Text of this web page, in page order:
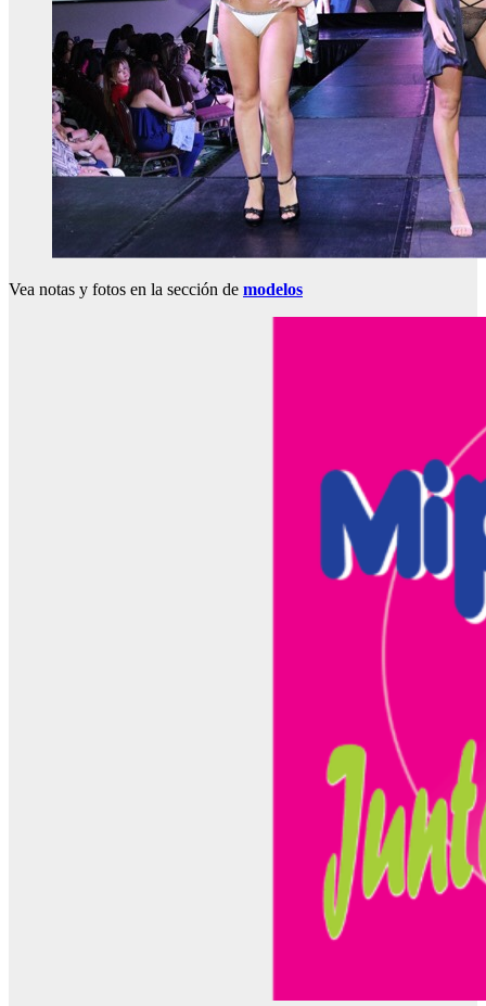
Vea notas y fotos en la sección de modelos